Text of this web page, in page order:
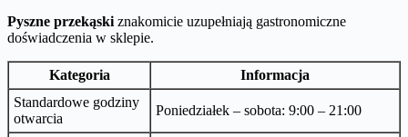
Pyszne przekąski znakomicie uzupełniają gastronomiczne
doświadczenia w sklepie.
Kategoria
Informacja
Standardowe godziny
otwarcia
Poniedziałek – sobota: 9:00 – 21:00